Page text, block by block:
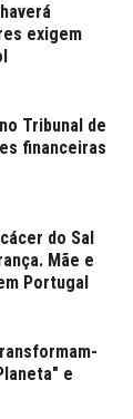
exigem
Tribunal de
financeiras
do Sal
Mãe e
Portugal
e